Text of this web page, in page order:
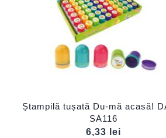
Ștampilă tușată Du-mă acasă!
SA116
6,33
lei